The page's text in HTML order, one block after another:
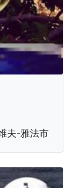
夫-雅法市